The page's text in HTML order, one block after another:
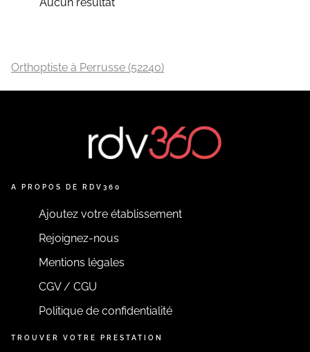
Orthoptiste à Perrusse (52240)
A PROPOS DE RDV360
Ajoutez votre établissement
Rejoignez-nous
Mentions légales
CGV / CGU
Politique de confidentialité
TROUVER VOTRE PRESTATION